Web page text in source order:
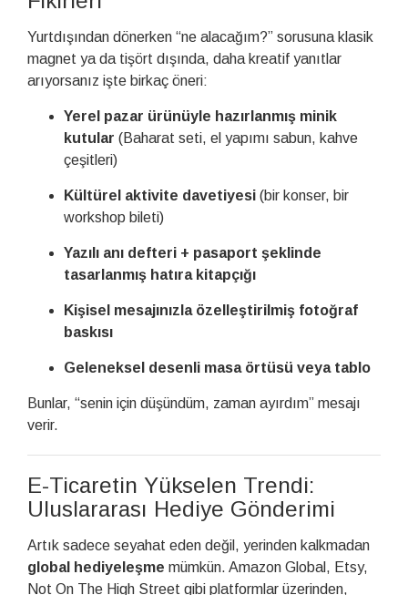
Yurtdışından dönerken “ne alacağım?” sorusuna klasik
magnet ya da tişört dışında, daha kreatif yanıtlar
arıyorsanız işte birkaç öneri:
Yerel pazar ürünüyle hazırlanmış minik
kutular (Baharat seti, el yapımı sabun, kahve
çeşitleri)
Kültürel aktivite davetiyesi (bir konser, bir
workshop bileti)
Yazılı anı defteri + pasaport şeklinde
tasarlanmış hatıra kitapçığı
Kişisel mesajınızla özelleştirilmiş fotoğraf
baskısı
Geleneksel desenli masa örtüsü veya tablo
Bunlar, “senin için düşündüm, zaman ayırdım” mesajı
verir.
E-Ticaretin Yükselen Trendi:
Uluslararası Hediye Gönderimi
Artık sadece seyahat eden değil, yerinden kalkmadan
global hediyeleşme mümkün. Amazon Global, Etsy,
Not On The High Street gibi platformlar üzerinden,